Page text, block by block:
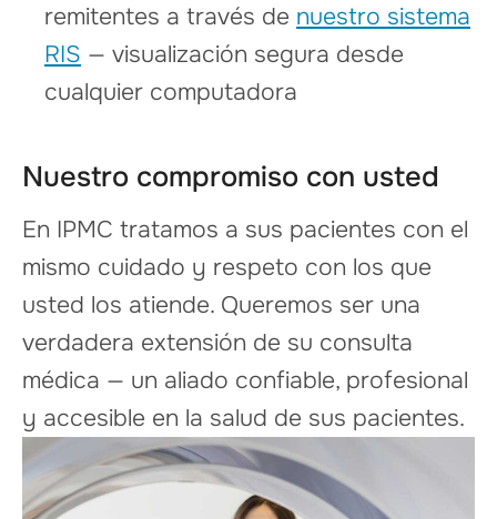
remitentes a través de nuestro sistema
RIS — visualización segura desde
cualquier computadora
Nuestro compromiso con usted
En IPMC tratamos a sus pacientes con el
mismo cuidado y respeto con los que
usted los atiende. Queremos ser una
verdadera extensión de su consulta
médica — un aliado confiable, profesional
y accesible en la salud de sus pacientes.